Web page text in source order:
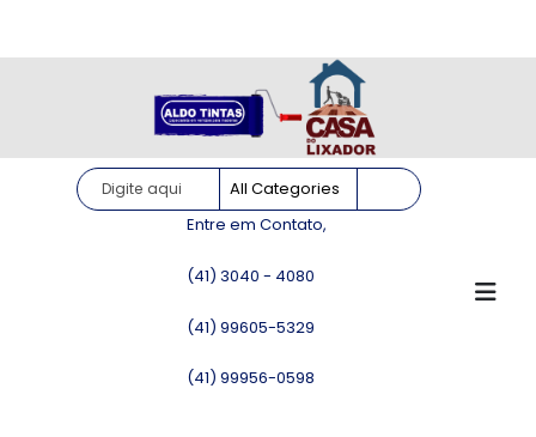
Entre em Contato,
(41) 3040 - 4080
(41) 99605-5329
(41) 99956-0598